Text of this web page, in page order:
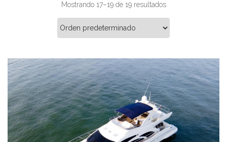
Mostrando 17–19 de 19 resultados